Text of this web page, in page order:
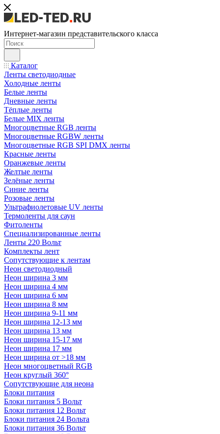
Интернет-магазин представительского класса
Каталог
Ленты светодиодные
Холодные ленты
Белые ленты
Дневные ленты
Тёплые ленты
Белые MIX ленты
Многоцветные RGB ленты
Многоцветные RGBW ленты
Многоцветные RGB SPI DMX ленты
Красные ленты
Оранжевые ленты
Желтые ленты
Зелёные ленты
Синие ленты
Розовые ленты
Ультрафиолетовые UV ленты
Термоленты для саун
Фитоленты
Специализированные ленты
Ленты 220 Вольт
Комплекты лент
Сопутствующие к лентам
Неон светодиодный
Неон ширина 3 мм
Неон ширина 4 мм
Неон ширина 6 мм
Неон ширина 8 мм
Неон ширина 9-11 мм
Неон ширина 12-13 мм
Неон ширина 13 мм
Неон ширина 15-17 мм
Неон ширина 17 мм
Неон ширина от >18 мм
Неон многоцветный RGB
Неон круглый 360°
Сопутствующие для неона
Блоки питания
Блоки питания 5 Вольт
Блоки питания 12 Вольт
Блоки питания 24 Вольта
Блоки питания 36 Вольт